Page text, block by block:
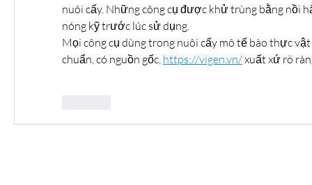
nuôi cấy. Những công cụ được khử trùng bằng nồi
nóng kỹ trước lúc sử dụng.
Mọi công cụ dùng trong nuôi cấy mô tế bào thực
chuẩn, có nguồn gốc, https://vigen.vn/ xuất xứ rõ